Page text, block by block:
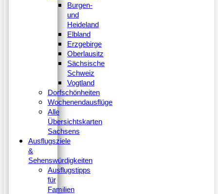
Burgen-
und
Heideland
Elbland
Erzgebirge
Oberlausitz
Sächsische
Schweiz
Vogtland
Dorfschönheiten
Wochenendausflüge
Alle
Übersichtskarten
Sachsens
Ausflugsziele
&
Sehenswürdigkeiten
Ausflugstipps
für
Familien